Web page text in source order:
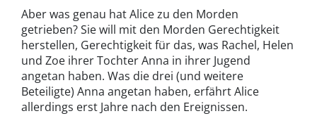
Aber was genau hat Alice zu den Morden
getrieben? Sie will mit den Morden Gerechtigkeit
herstellen, Gerechtigkeit für das, was Rachel, Helen
und Zoe ihrer Tochter Anna in ihrer Jugend
angetan haben. Was die drei (und weitere
Beteiligte) Anna angetan haben, erfährt Alice
allerdings erst Jahre nach den Ereignissen.